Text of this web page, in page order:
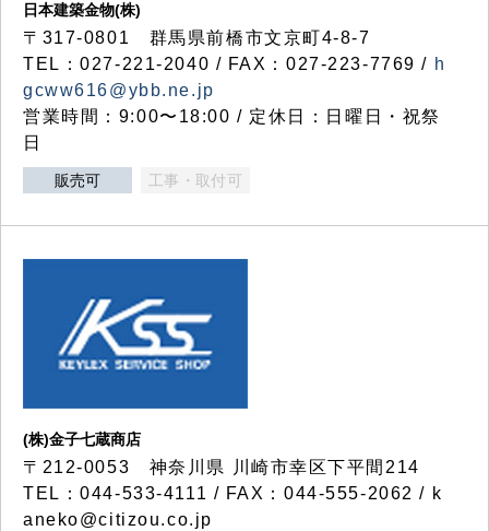
日本建築金物(株)
〒317‐0801 群馬県前橋市文京町4-8-7
TEL：027-221-2040 / FAX：027-223-7769 / h
gcww616@ybb.ne.jp
営業時間：9:00〜18:00 / 定休日：日曜日・祝祭
日
販売可 工事・取付可
(株)金子七蔵商店
〒212-0053 神奈川県 川崎市幸区下平間214
TEL：044-533-4111 / FAX：044-555-2062 / k
aneko@citizou.co.jp